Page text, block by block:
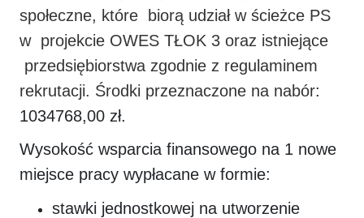
społeczne, które biorą udział w ścieżce PS
w projekcie OWES TŁOK 3 oraz istniejące
przedsiębiorstwa zgodnie z regulaminem
rekrutacji. Środki przeznaczone na nabór:
1034768,00 zł.
Wysokość wsparcia finansowego na 1 nowe
miejsce pracy wypłacane w formie:
stawki jednostkowej na utworzenie